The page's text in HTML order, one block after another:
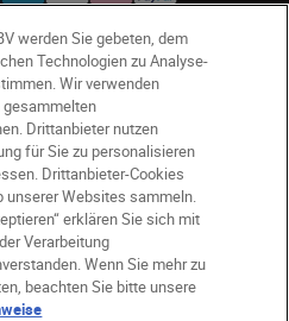
Nikon Stores
werden Sie gebeten, dem
Technologien zu Analyse-
Wir verwenden
gesammelten
Drittanbieter nutzen
für Sie zu personalisieren
Drittanbieter-Cookies
unserer Websites sammeln.
erklären Sie sich mit
Verarbeitung
Wenn Sie mehr zu
beachten Sie bitte unsere